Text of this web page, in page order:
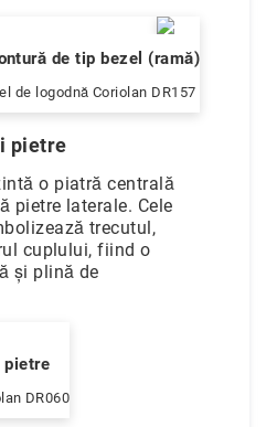
de tip bezel (ramă)
de logodnă Coriolan DR157
pietre
o piatră centrală
pietre laterale. Cele
trecutul,
cuplului, fiind o
și plină de
pietre
DR060